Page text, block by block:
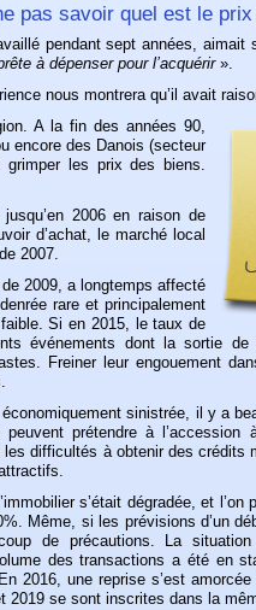
pas savoir quel est le
pendant sept années, aimait
à dépenser pour l’acquérir».
nous montrera qu’il avait
A la fin des années 90,
encore des Danois (secteur
les prix des biens.
2006 en raison de
d’achat, le marché local
2007.
2009, a longtemps affecté
rare et principalement
Si en 2015, le taux de
événements dont la sortie de
Freiner leur engouement
sinistrée, il y a
prétendre à l’accession
difficultés à obtenir des crédits
s’était dégradée, et
Même, si les prévisions d’un
de précautions. La
des transactions a été en
2016, une reprise s’est
2019 se sont inscrites dans la